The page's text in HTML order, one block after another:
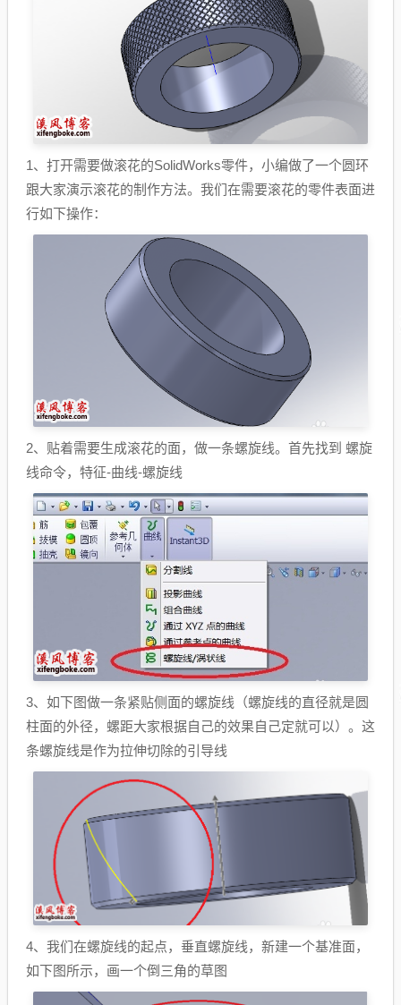
1、打开需要做滚花的SolidWorks零件，小编做了一个圆环
跟大家演示滚花的制作方法。我们在需要滚花的零件表面进
行如下操作：
2、贴着需要生成滚花的面，做一条螺旋线。首先找到 螺旋
线命令，特征-曲线-螺旋线
3、如下图做一条紧贴侧面的螺旋线（螺旋线的直径就是圆
柱面的外径，螺距大家根据自己的效果自己定就可以）。这
条螺旋线是作为拉伸切除的引导线
4、我们在螺旋线的起点，垂直螺旋线，新建一个基准面，
如下图所示，画一个倒三角的草图